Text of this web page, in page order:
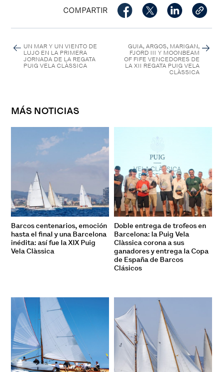
COMPARTIR
UN MAR Y UN VIENTO DE
LUJO EN LA PRIMERA
JORNADA DE LA REGATA
PUIG VELA CLÀSSICA
GUIA, ARGOS, MARIGAN,
FJORD III Y MOONBEAM
OF FIFE VENCEDORES DE
LA XII REGATA PUIG VELA
CLÀSSICA
MÁS NOTICIAS
Barcos centenarios, emoción
hasta el final y una Barcelona
inédita: así fue la XIX Puig
Vela Clàssica
Doble entrega de trofeos en
Barcelona: la Puig Vela
Clàssica corona a sus
ganadores y entrega la Copa
de España de Barcos
Clásicos